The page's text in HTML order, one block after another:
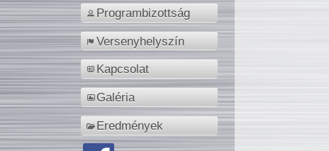
Programbizottság
Versenyhelyszín
Kapcsolat
Galéria
Eredmények